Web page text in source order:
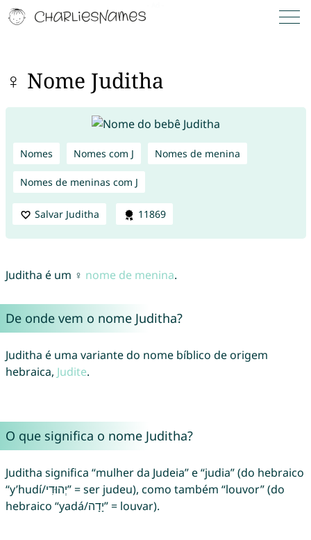
♀ Nome Juditha
Nomes Nomes com J Nomes de menina
Nomes de meninas com J
Salvar Juditha 11869
Juditha é um ♀ nome de menina.
De onde vem o nome Juditha?
Juditha é uma variante do nome bíblico de origem
hebraica, Judite.
O que significa o nome Juditha?
Juditha significa “mulher da Judeia” e “judia” (do hebraico
“y’hudí/יְהוּדִי” = ser judeu), como também “louvor” (do
hebraico “yadá/יָדָה” = louvar).